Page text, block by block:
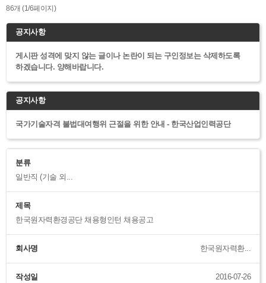
86개 (1/6페이지)
게시판 성격에 맞지 않는 글이나 논란이 되는 구인정보는 삭제하도록
하겠습니다. 양해바랍니다.
국가기술자격 불법대여행위 근절을 위한 안내 - 한국산업인력공단
분류
일반직 (기술 외...
제목
한국원자력환경공단 채용형인턴 채용공고
회사명 한국원자력환...
작성일 2016-07-26